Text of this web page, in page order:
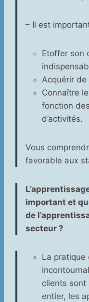
– Il est
Etoffer son
Acquérir de
Connaître
fonction
d’activités.
Vous
favorable aux
important et
de
secteur ?
La pratique
clients sont
entier, les